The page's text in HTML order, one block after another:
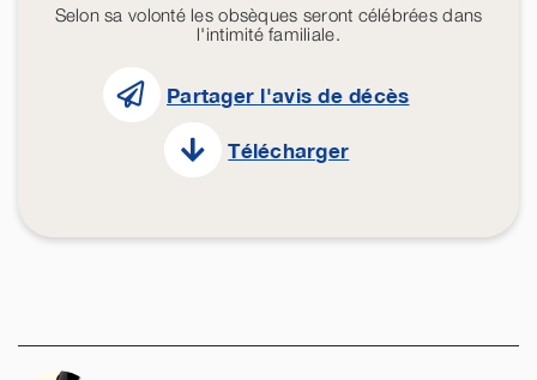
Selon sa volonté les obsèques seront célébrées dans
l'intimité familiale.
Partager l'avis de décès
Télécharger